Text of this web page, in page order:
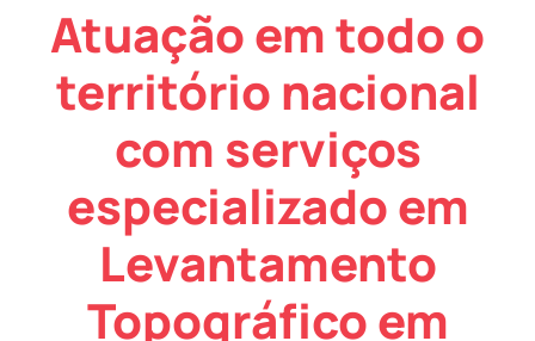
Atuação em todo o
território nacional
com serviços
especializado em
Levantamento
Topográfico em